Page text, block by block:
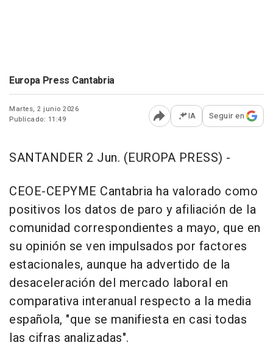
Europa Press Cantabria
Martes, 2 junio 2026
Publicado: 11:49
Abrir opciones para
IA Seguir en
SANTANDER 2 Jun. (EUROPA PRESS) -
CEOE-CEPYME Cantabria ha valorado como
positivos los datos de paro y afiliación de la
comunidad correspondientes a mayo, que en
su opinión se ven impulsados por factores
estacionales, aunque ha advertido de la
desaceleración del mercado laboral en
comparativa interanual respecto a la media
española, "que se manifiesta en casi todas
las cifras analizadas".